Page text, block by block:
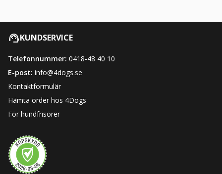
KUNDSERVICE
Telefonnummer: 0418-48 40 10
E-post: info@4dogs.se
Kontaktformulär
Hämta order hos 4Dogs
För hundfrisörer